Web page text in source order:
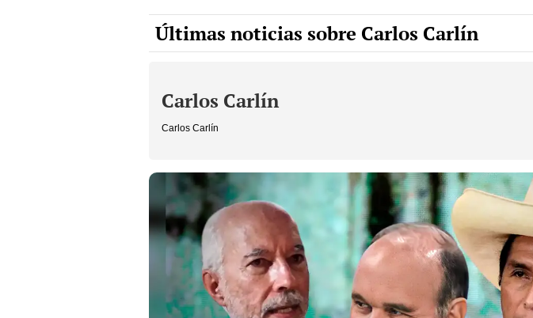
Últimas noticias sobre Carlos Carlín
Carlos Carlín
Carlos Carlín